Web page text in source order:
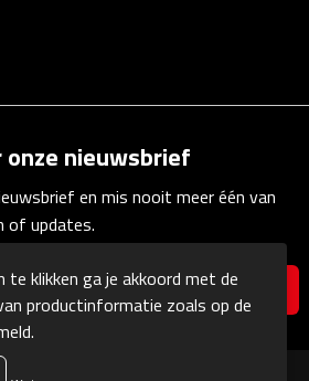
nieuwsbrief
en mis nooit meer één van
of updates.
te klikken ga je akkoord met de
productinformatie zoals op de